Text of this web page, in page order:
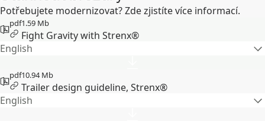
Potřebujete modernizovat? Zde zjistíte více informací.
pdf1.59 Mb
Fight Gravity with Strenx®
English
pdf10.94 Mb
Trailer design guideline, Strenx®
English